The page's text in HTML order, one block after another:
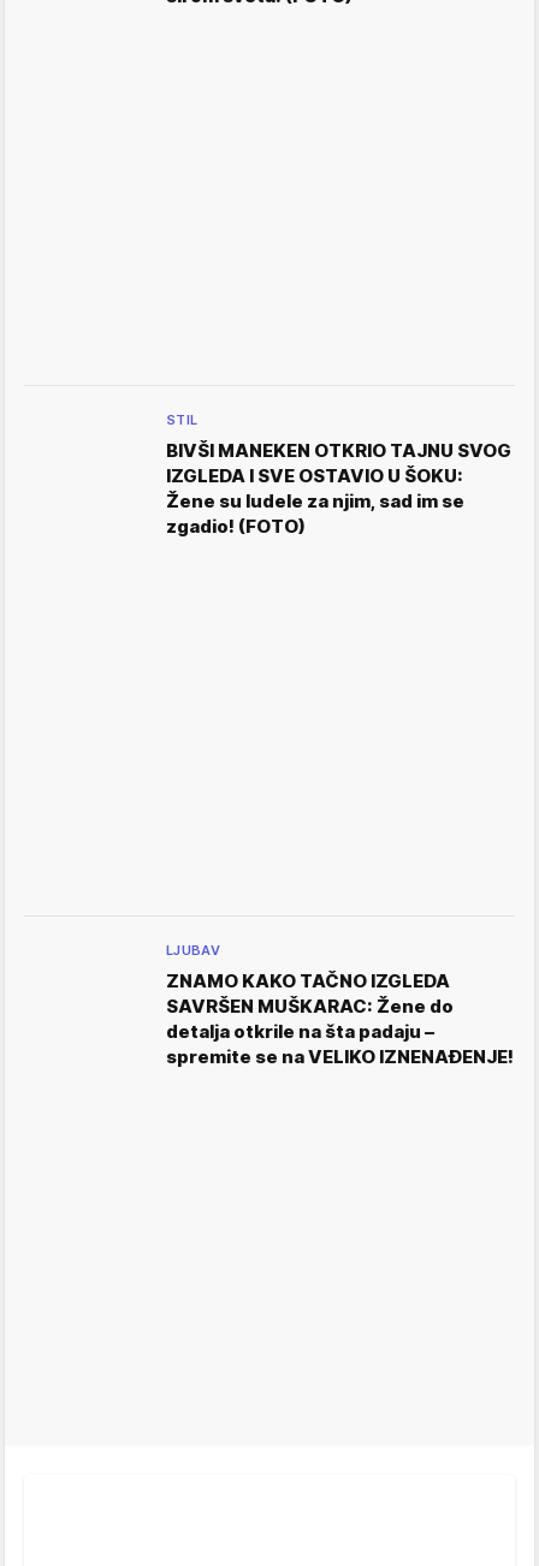
STIL
BIVŠI MANEKEN OTKRIO TAJNU SVOG
IZGLEDA I SVE OSTAVIO U ŠOKU:
Žene su ludele za njim, sad im se
zgadio! (FOTO)
LJUBAV
ZNAMO KAKO TAČNO IZGLEDA
SAVRŠEN MUŠKARAC: Žene do
detalja otkrile na šta padaju –
spremite se na VELIKO IZNENAĐENJE!